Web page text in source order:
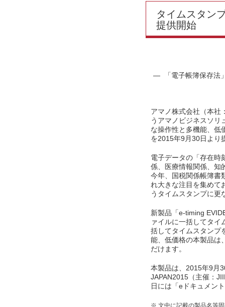
タイムスタン
提供開始
― 「電子帳簿保存法
アマノ株式会社（本社
うアマノビジネスソ
な操作性と多機能、低
を2015年9月30日より
電子データの「存在時
係、医療情報関係、知
今年、国税関係帳簿書
れ大きな注目を集めて
うタイムスタンプに更
新製品「e-timing
ァイルに一括してタ
括してタイムスタンプ
能、低価格の本製品は
だけます。
本製品は、2015年9月
JAPAN2015（主催：
日には「eドキュメン
※ 文中に記載の製品名等